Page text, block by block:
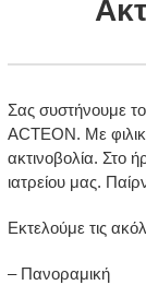
Σας συστήνουμε
ACTEON. Με
ακτινοβολία. Στο
ιατρείου μας.
Εκτελούμε τις
– Πανοραμική